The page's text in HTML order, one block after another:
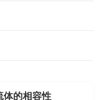
体的相容性